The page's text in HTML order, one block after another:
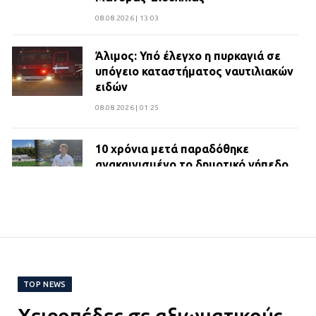
08.08.2026 | 13:03
Άλιμος: Υπό έλεγχο η πυρκαγιά σε
υπόγειο καταστήματος ναυτιλιακών
ειδών
08.08.2026 | 01:25
10 χρόνια μετά παραδόθηκε
ανακαινισμένο το δημοτικό γήπεδο
TOP NEWS